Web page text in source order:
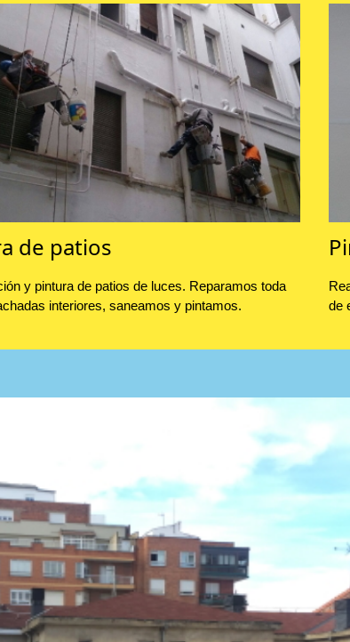
de patios
y pintura de patios de luces. Reparamos toda
interiores, saneamos y pintamos.
de